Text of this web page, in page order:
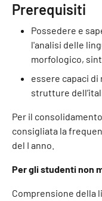
Prerequisiti
Possedere e
l'analisi delle
morfologico,
essere capaci
strutture
Per il
consigliata la
del I anno.
Per gli studenti non
Comprensione della